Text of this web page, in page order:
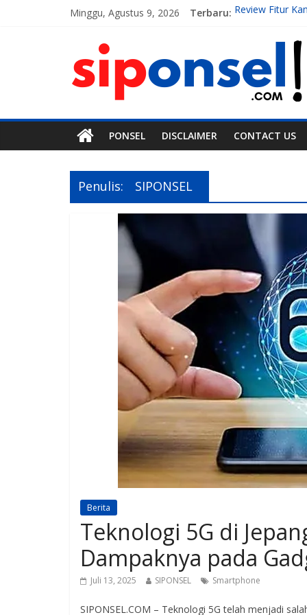
Minggu, Agustus 9, 2026 Terbaru: Review Fitur
7 Handphone
Teknologi
Tren Teknologi
PONSEL DISCLAIMER CONTACT US
Penulis: SIPONSEL
Berita
Teknologi 5G di
Dampaknya pada
Juli 13, 2025 SIPONSEL Smartphone
SIPONSEL.COM – Teknologi 5G telah menjadi